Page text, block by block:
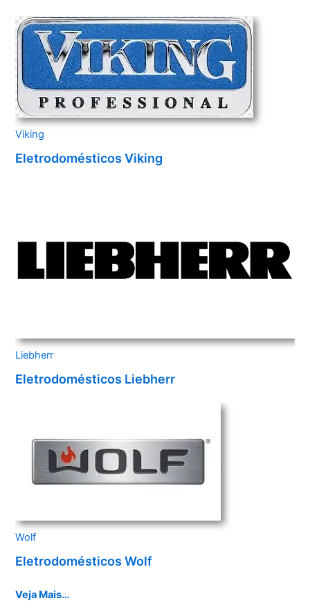
Viking
Eletrodomésticos Viking
Liebherr
Eletrodomésticos Liebherr
Wolf
Eletrodomésticos Wolf
Veja Mais…